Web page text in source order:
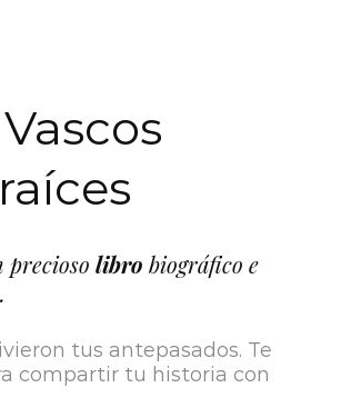
precioso libro biográfico e
tus antepasados. Te
compartir tu historia con